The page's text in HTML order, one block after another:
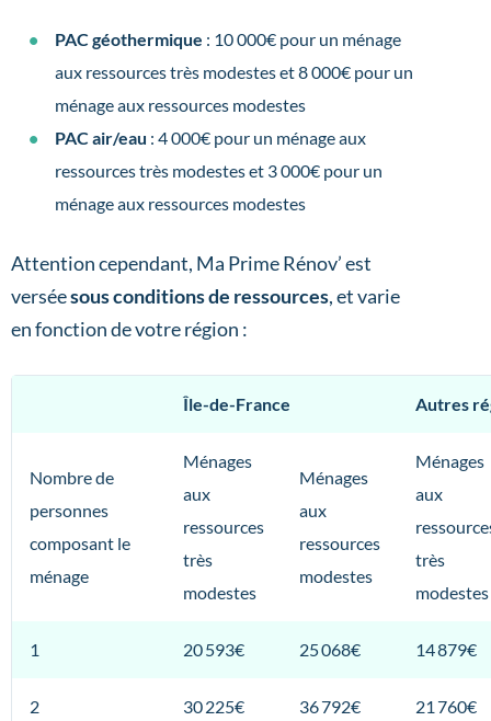
PAC géothermique : 10 000€ pour un ménage
aux ressources très modestes et 8 000€ pour un
ménage aux ressources modestes
PAC air/eau : 4 000€ pour un ménage aux
ressources très modestes et 3 000€ pour un
ménage aux ressources modestes
Attention cependant, Ma Prime Rénov’ est
verséesous conditions de ressources, et varie
en fonction de votre région :
Île-de-France Autres
Nombre de
personnes
composant le
ménage
Ménages
aux
ressources
très
modestes
Ménages
aux
ressources
modestes
Ménages
aux
très
modestes
1 20 593€ 25 068€ 14 879€
2 30 225€ 36 792€ 21 760€